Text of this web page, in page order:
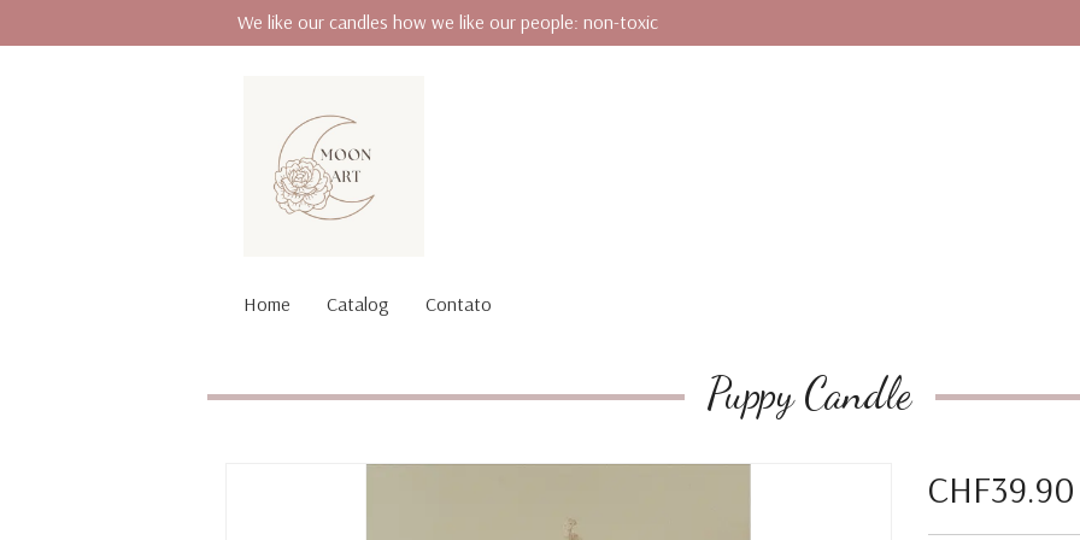
We like our candles how we like our people: non-toxic
Home Catalog Contato
Puppy Candle
CHF39.90